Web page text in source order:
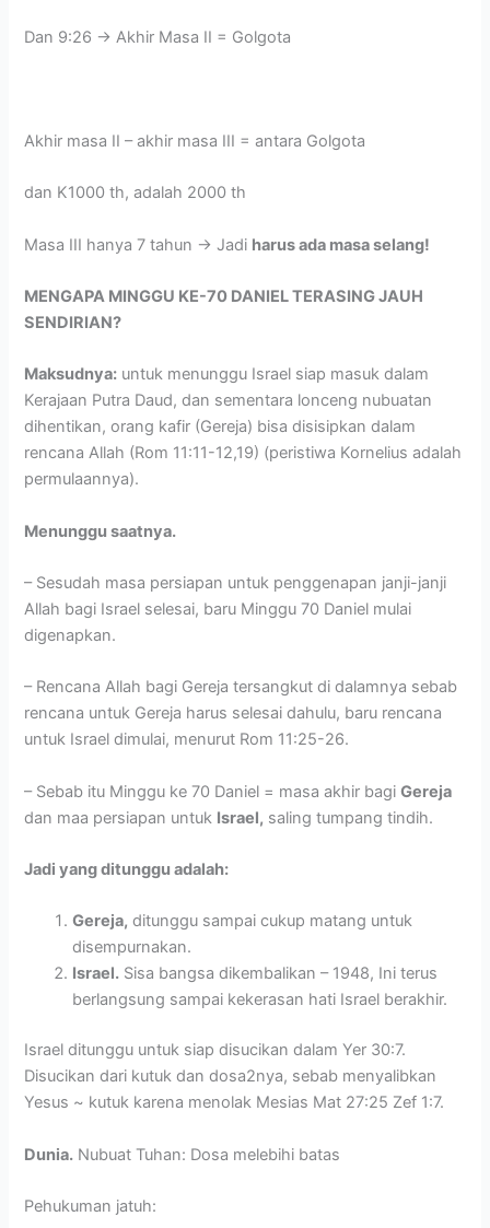
Dan 9:26 -> Akhir Masa II = Golgota
Akhir masa II – akhir masa III = antara Golgota
dan K1000 th, adalah 2000 th
Masa III hanya 7 tahun -> Jadi harus ada masa selang!
MENGAPA MINGGU KE-70 DANIEL TERASING JAUH
SENDIRIAN?
Maksudnya: untuk menunggu Israel siap masuk dalam
Kerajaan Putra Daud, dan sementara lonceng nubuatan
dihentikan, orang kafir (Gereja) bisa disisipkan dalam
rencana Allah (Rom 11:11-12,19) (peristiwa Kornelius adalah
permulaannya).
Menunggu saatnya.
– Sesudah masa persiapan untuk penggenapan janji-janji
Allah bagi Israel selesai, baru Minggu 70 Daniel mulai
digenapkan.
– Rencana Allah bagi Gereja tersangkut di dalamnya sebab
rencana untuk Gereja harus selesai dahulu, baru rencana
untuk Israel dimulai, menurut Rom 11:25-26.
– Sebab itu Minggu ke 70 Daniel = masa akhir bagiGereja
dan maa persiapan untuk Israel, saling tumpang tindih.
Jadi yang ditunggu adalah:
Gereja, ditunggu sampai cukup matang untuk
disempurnakan.
Israel. Sisa bangsa dikembalikan – 1948, Ini terus
berlangsung sampai kekerasan hati Israel berakhir.
Israel ditunggu untuk siap disucikan dalam Yer 30:7.
Disucikan dari kutuk dan dosa2nya, sebab menyalibkan
Yesus ~ kutuk karena menolak Mesias Mat 27:25 Zef 1:7.
Dunia. Nubuat Tuhan: Dosa melebihi batas
Pehukuman jatuh: